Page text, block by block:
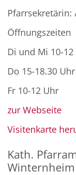
Pfarrsekretärin:
Öffnungszeiten
Di und Mi 10-
Do 15-18.30 Uhr
Fr 10-12 Uhr
zur Webseite
Visitenkarte
Kath.
Winternheim